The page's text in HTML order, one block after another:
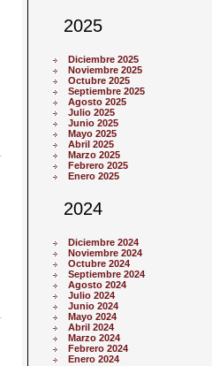
2025
Diciembre 2025
Noviembre 2025
Octubre 2025
Septiembre 2025
Agosto 2025
Julio 2025
Junio 2025
Mayo 2025
Abril 2025
Marzo 2025
Febrero 2025
Enero 2025
2024
Diciembre 2024
Noviembre 2024
Octubre 2024
Septiembre 2024
Agosto 2024
Julio 2024
Junio 2024
Mayo 2024
Abril 2024
Marzo 2024
Febrero 2024
Enero 2024